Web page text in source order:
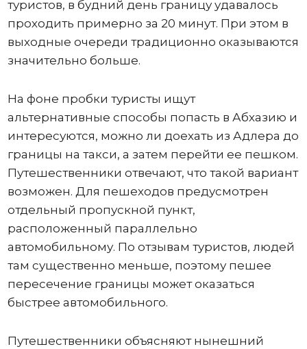
туристов, в будний день границу удавалось
проходить примерно за 20 минут. При этом в
выходные очереди традиционно оказываются
значительно больше.
На фоне пробки туристы ищут
альтернативные способы попасть в Абхазию и
интересуются, можно ли доехать из Адлера до
границы на такси, а затем перейти ее пешком.
Путешественники отвечают, что такой вариант
возможен. Для пешеходов предусмотрен
отдельный пропускной пункт,
расположенный параллельно
автомобильному. По отзывам туристов, людей
там существенно меньше, поэтому пешее
пересечение границы может оказаться
быстрее автомобильного.
Путешественники объясняют нынешний